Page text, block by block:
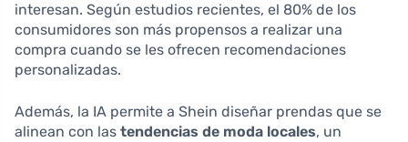
interesan. Según estudios recientes, el 80% de los
consumidores son más propensos a realizar una
compra cuando se les ofrecen recomendaciones
personalizadas.
Además, la IA permite a Shein diseñar prendas que se
alinean con las tendencias de moda locales, un